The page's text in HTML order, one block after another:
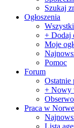
Szukaj
Ogłoszenia
+ Dodaj
Moje
Pomoc
Forum
Ostatnie
+ Nowy
Praca w
Lista